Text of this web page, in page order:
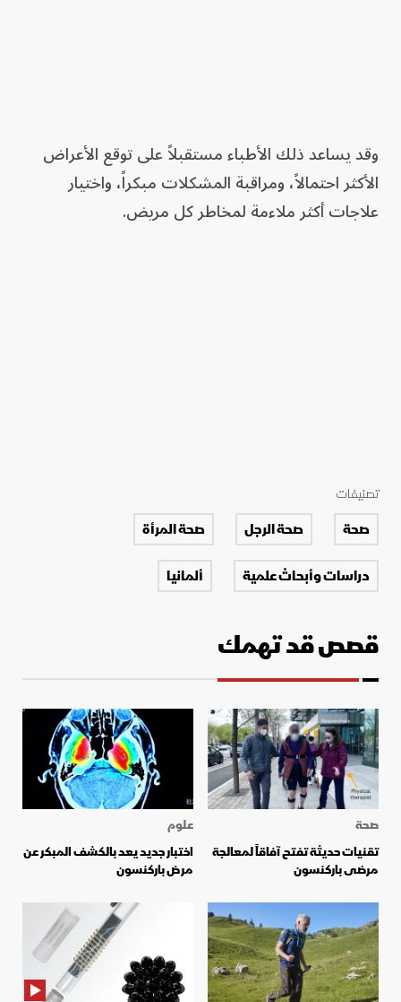
وقد يساعد ذلك الأطباء مستقبلاً على توقع الأعراض
الأكثر احتمالاً، ومراقبة المشكلات مبكراً، واختيار
علاجات أكثر ملاءمة لمخاطر كل مريض.
تصنيفات
صحة صحة الرجل
صحة المرأة
دراسات وأبحاث علمية
ألمانيا
قصص قد تهمك
صحة
تقنيات حديثة تفتح آفاقاً لمعالجة
مرضى باركنسون
علوم
اختبار جديد يعد بالكشف المبكر عن
مرض باركنسون